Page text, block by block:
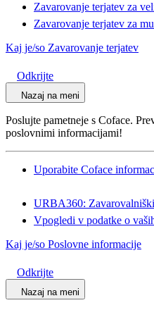
Zavarovanje terjatev za
Zavarovanje terjatev za
Kaj je/so Zavarovanje terjatev
Odkrijte
Nazaj na meni
Poslujte pametneje s Coface.
poslovnimi informacijami!
Uporabite Coface
URBA360:
Vpogledi v podatke o
Kaj je/so Poslovne informacije
Odkrijte
Nazaj na meni